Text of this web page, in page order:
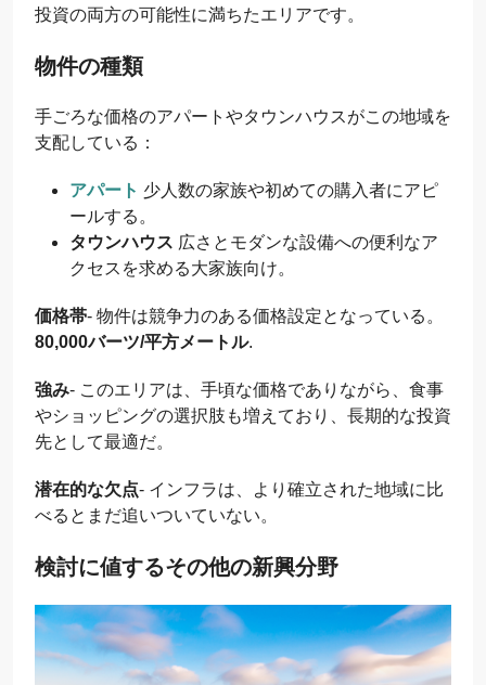
投資の両方の可能性に満ちたエリアです。
物件の種類
手ごろな価格のアパートやタウンハウスがこの地域を
支配している：
アパート 少人数の家族や初めての購入者にアピ
ールする。
タウンハウス 広さとモダンな設備への便利なア
クセスを求める大家族向け。
価格帯- 物件は競争力のある価格設定となっている。
80,000バーツ/平方メートル.
強み- このエリアは、手頃な価格でありながら、食事
やショッピングの選択肢も増えており、長期的な投資
先として最適だ。
潜在的な欠点- インフラは、より確立された地域に比
べるとまだ追いついていない。
検討に値するその他の新興分野